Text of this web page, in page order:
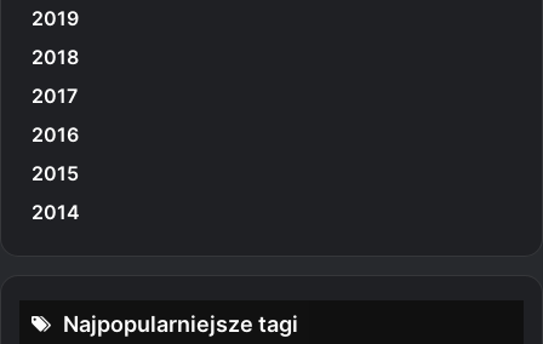
2019
2018
2017
2016
2015
2014
Najpopularniejsze tagi